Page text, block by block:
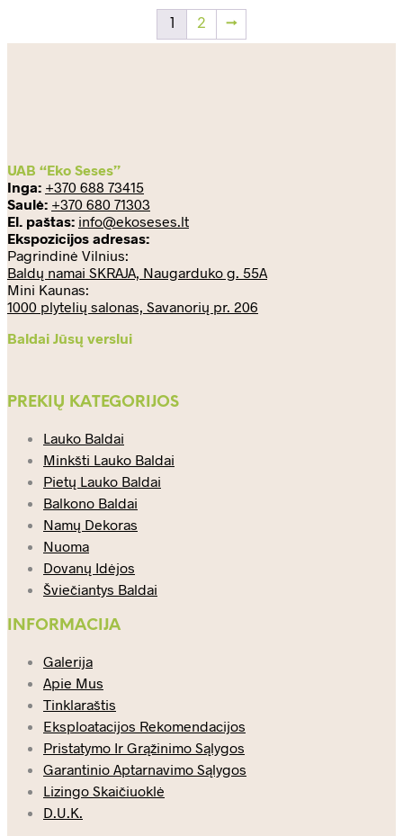
1 2 →
UAB “Eko Seses”
Inga: +370 688 73415
Saulė: +370 680 71303
El. paštas: info@ekoseses.lt
Ekspozicijos adresas:
Pagrindinė Vilnius:
Baldų namai SKRAJA, Naugarduko g. 55A
Mini Kaunas:
1000 plytelių salonas, Savanorių pr. 206
Baldai Jūsų verslui
PREKIŲ KATEGORIJOS
Lauko Baldai
Minkšti Lauko Baldai
Pietų Lauko Baldai
Balkono Baldai
Namų Dekoras
Nuoma
Dovanų Idėjos
Šviečiantys Baldai
INFORMACIJA
Galerija
Apie Mus
Tinklaraštis
Eksploatacijos Rekomendacijos
Pristatymo Ir Grąžinimo Sąlygos
Garantinio Aptarnavimo Sąlygos
Lizingo Skaičiuoklė
D.U.K.